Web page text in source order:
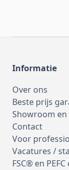
Informatie
Over ons
Beste prijs
Showroom
Contact
Voor
Vacatures /
FSC® en